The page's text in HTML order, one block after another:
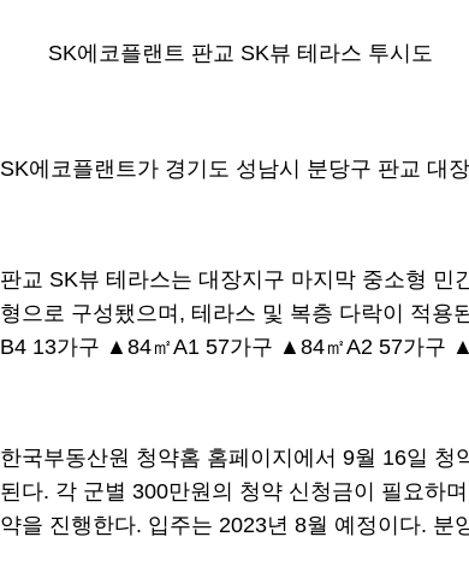
SK에코플랜트 판교 SK뷰 테라스 투시도
SK에코플랜트가 경기도 성남시 분당구 판교 대
판교 SK뷰 테라스는 대장지구 마지막 중소형
형으로 구성됐으며, 테라스 및 복층 다락이 적
B4 13가구 ▲84㎡A1 57가구 ▲84㎡A2 57가구
한국부동산원 청약홈 홈페이지에서 9월 16일
된다. 각 군별 300만원의 청약 신청금이 필요하
약을 진행한다. 입주는 2023년 8월 예정이다. 분